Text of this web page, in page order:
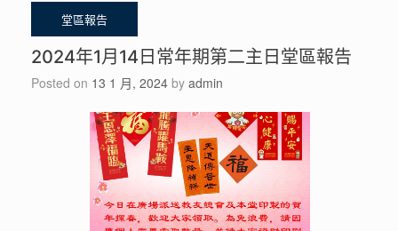
2024年1月14日常年期第二主日堂區報告
Posted on 13 1 月, 2024 by admin